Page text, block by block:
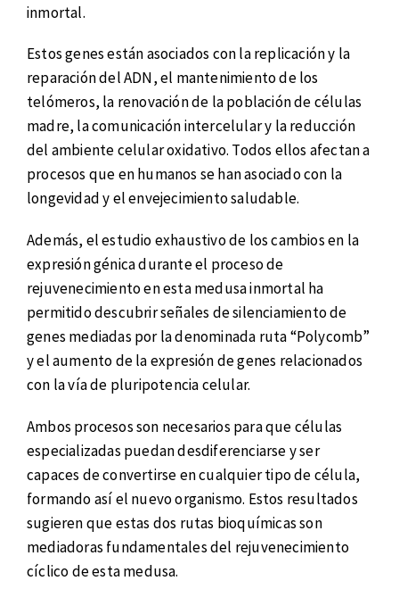
inmortal.
Estos genes están asociados con la replicación y la
reparación del ADN, el mantenimiento de los
telómeros, la renovación de la población de células
madre, la comunicación intercelular y la reducción
del ambiente celular oxidativo. Todos ellos afectan a
procesos que en humanos se han asociado con la
longevidad y el envejecimiento saludable.
Además, el estudio exhaustivo de los cambios en la
expresión génica durante el proceso de
rejuvenecimiento en esta medusa inmortal ha
permitido descubrir señales de silenciamiento de
genes mediadas por la denominada ruta “Polycomb”
y el aumento de la expresión de genes relacionados
con la vía de pluripotencia celular.
Ambos procesos son necesarios para que células
especializadas puedan desdiferenciarse y ser
capaces de convertirse en cualquier tipo de célula,
formando así el nuevo organismo. Estos resultados
sugieren que estas dos rutas bioquímicas son
mediadoras fundamentales del rejuvenecimiento
cíclico de esta medusa.